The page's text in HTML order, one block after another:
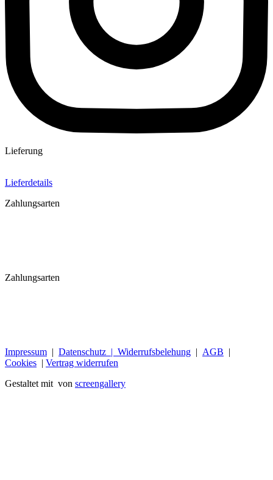
Lieferung
Lieferdetails
Zahlungsarten
Zahlungsarten
Impressum | Datenschutz | Widerrufsbelehung | AGB |
Cookies | Vertrag widerrufen
Gestaltet mit von screengallery